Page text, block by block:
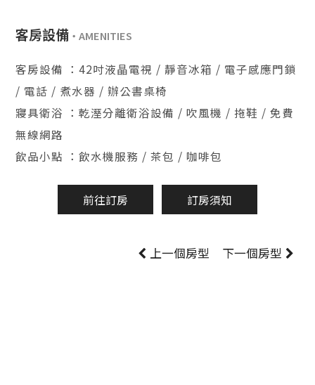
客房設備
客房設備 ：42吋液晶電視 / 靜音冰箱 / 電子感應門鎖
/ 電話 / 煮水器 / 辦公書桌椅
寢具衛浴 ：乾溼分離衛浴設備 / 吹風機 / 拖鞋 / 免費
無線網路
飲品小點 ：飲水機服務 / 茶包 / 咖啡包
前往訂房 訂房須知
上一個房型 下一個房型